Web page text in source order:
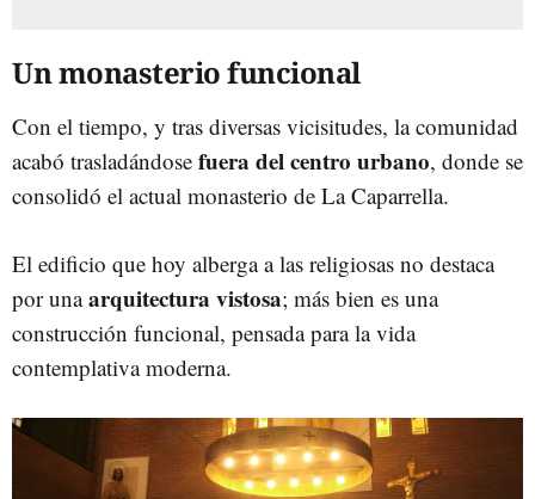
Un monasterio funcional
Con el tiempo, y tras diversas vicisitudes, la comunidad
acabó trasladándose fuera del centro urbano, donde se
consolidó el actual monasterio de La Caparrella.
El edificio que hoy alberga a las religiosas no destaca
por unaarquitectura vistosa; más bien es una
construcción funcional, pensada para la vida
contemplativa moderna.